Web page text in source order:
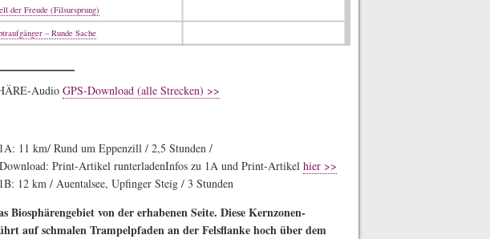
der Freude (Filsursprung)
– Runde Sache
GPS-Download (alle Strecken) >>
11 km/ Rund um Eppenzill / 2,5 Stunden /
Infos zu 1A und Print-Artikel hier >>
12 km / Auentalsee, Upfinger Steig / 3 Stunden
Biosphärengebiet von der erhabenen Seite. Diese Kernzonen-
auf schmalen Trampelpfaden an der Felsflanke hoch über dem